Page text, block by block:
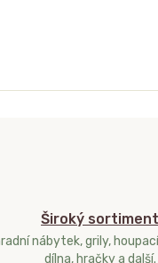
Široký sortiment
nábytek, grily,
dílna, hračky a další.